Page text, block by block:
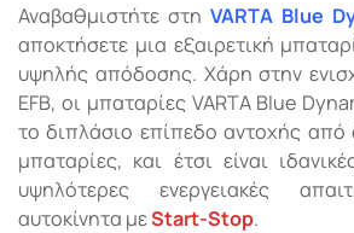
Αναβαθμιστήτε στη VARTA Blue
αποκτήσετε μια εξαιρετική
υψηλής απόδοσης. Χάρη στην
EFB, οι μπαταρίες VARTA Blue
το διπλάσιο επίπεδο αντοχής από
μπαταρίες, και έτσι είναι
υψηλότερες ενεργειακές
αυτοκίνητα μεStart-Stop.